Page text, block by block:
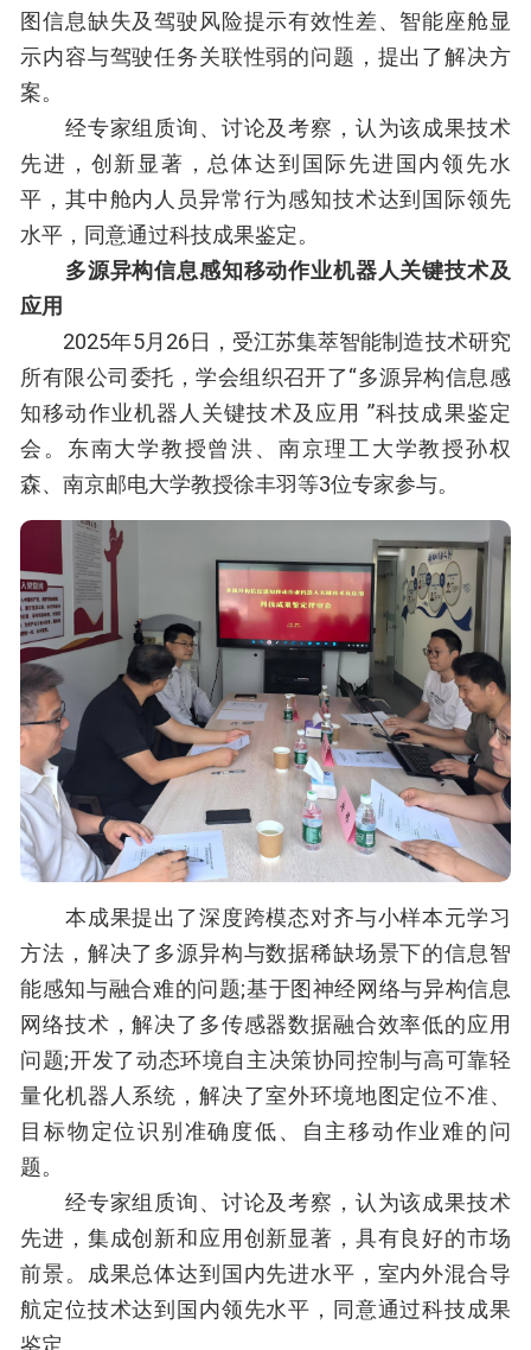
图信息缺失及驾驶风险提示有效性差、智能座舱显
示内容与驾驶任务关联性弱的问题，提出了解决方
案。
经专家组质询、讨论及考察，认为该成果技术
先进，创新显著，总体达到国际先进国内领先水
平，其中舱内人员异常行为感知技术达到国际领先
水平，同意通过科技成果鉴定。
多源异构信息感知移动作业机器人关键技术及
应用
2025年5月26日，受江苏集萃智能制造技术研究
所有限公司委托，学会组织召开了“多源异构信息感
知移动作业机器人关键技术及应用 ”科技成果鉴定
会。东南大学教授曾洪、南京理工大学教授孙权
森、南京邮电大学教授徐丰羽等3位专家参与。
本成果提出了深度跨模态对齐与小样本元学习
方法，解决了多源异构与数据稀缺场景下的信息智
能感知与融合难的问题;基于图神经网络与异构信息
网络技术，解决了多传感器数据融合效率低的应用
问题;开发了动态环境自主决策协同控制与高可靠轻
量化机器人系统，解决了室外环境地图定位不准、
目标物定位识别准确度低、自主移动作业难的问
题。
经专家组质询、讨论及考察，认为该成果技术
先进，集成创新和应用创新显著，具有良好的市场
前景。成果总体达到国内先进水平，室内外混合导
航定位技术达到国内领先水平，同意通过科技成果